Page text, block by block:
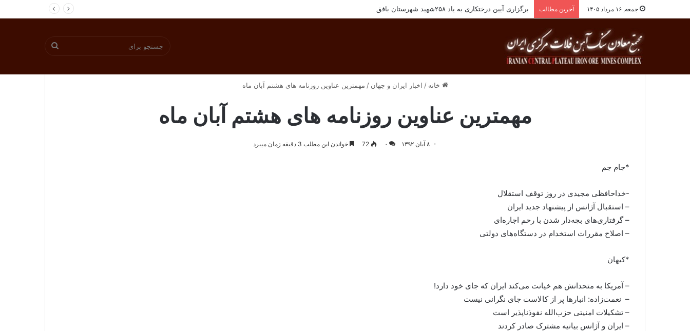
جمعه, ۱۶ مرداد ۱۴۰۵ آخرین مطالب برگزاری آیین درختکاری به یاد ۲۵۸شهید شهرستان بافق
خانه / اخبار ایران و جهان / مهمترین عناوین روزنامه های هشتم آبان ماه
مهمترین عناوین روزنامه های هشتم آبان ماه
۸ آبان ۱۳۹۲ ۰ 72 خواندن این مطلب 3 دقیقه زمان میبرد
*جام جم
-خداحافظی مجیدی در روز توقف استقلال
– استقبال آژانس از پیشنهاد جدید ایران
– گرفتاری‌های بچه‌دار شدن با رحم اجاره‌ای
– اصلاح مقررات استخدام در دستگاه‌های دولتی
*کیهان
– آمریکا به متحدانش هم خیانت می‌کند ایران که جای خود دارد!
– نعمت‌زاده: انبارها پر از کالاست جای نگرانی نیست
– تشکیلات امنیتی حزب‌الله نفوذناپذیر است
– ایران و آژانس بیانیه مشترک صادر کردند